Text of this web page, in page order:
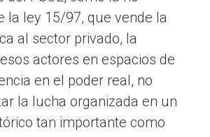
la ley 15/97, que vende la
al sector privado, la
actores en espacios de
en el poder real, no
la lucha organizada en un
tan importante como